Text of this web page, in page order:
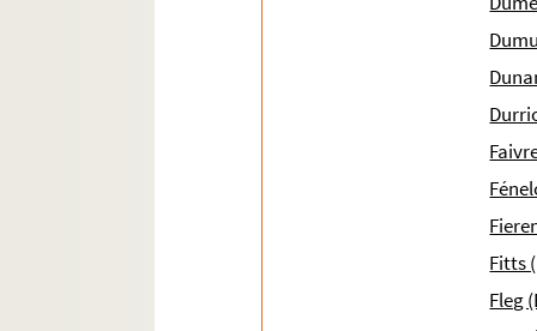
Ms 1982 (I) (1848). Abbé Henri Brémond.
Ms 1982 (I bis) (1848). Abbé Henri Brémond.
Ms 1982 (II) (1848). Abbé Henri Brémond. «
Ms 1982 (III) (1848). Abbé Henri Brémond. «
Ms 1983 (I) (1849). Abbé Henri Brémond. «
Ms 1983 (II1) (1849). Abbé Henri Brémond. «
Ms 1983 (II3) (1849). Abbé Henri Brémond. «
Ms 1983 (II2) (1849). Abbé Henri Brémond. [«
Ms 1983 (II4) (1849). Abbé Henri Brémond. «
Fitts
Fleg